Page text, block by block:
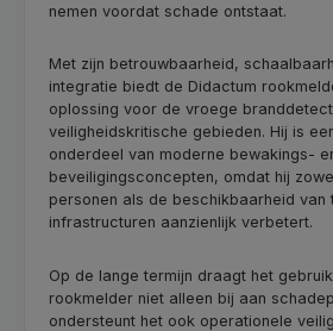
nemen voordat schade ontstaat.
Met zijn betrouwbaarheid,
integratie biedt de Didactum
oplossing voor de vroege
veiligheidskritische gebieden. Hij is
onderdeel van moderne bewakings-
beveiligingsconcepten, omdat hij
personen als de beschikbaarheid van
infrastructuren aanzienlijk verbetert.
Op de lange termijn draagt het
rookmelder niet alleen bij aan
ondersteunt het ook operationele